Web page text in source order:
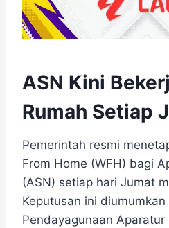
ASN Kini
Rumah Setiap
Pemerintah resmi
From Home (WFH) bagi
(ASN) setiap hari Jumat
Keputusan ini
Pendayagunaan Aparatur